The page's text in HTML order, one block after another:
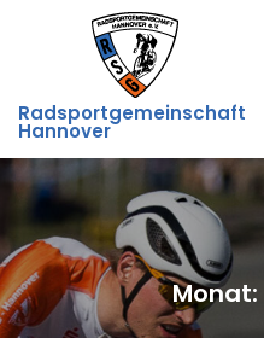
Radsportgemeinschaft
Hannover
Monat: